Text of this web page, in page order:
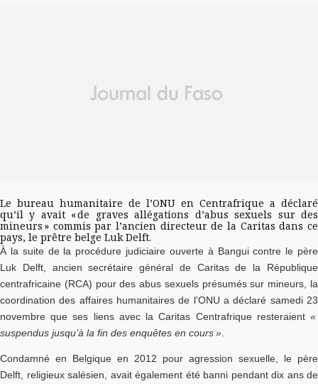
Le bureau humanitaire de l’ONU en Centrafrique a déclaré
qu’il y avait « de graves allégations d’abus sexuels sur des
mineurs » commis par l’ancien directeur de la Caritas dans ce
pays, le prêtre belge Luk Delft.
À la suite de la procédure judiciaire ouverte à Bangui contre le père
Luk Delft, ancien secrétaire général de Caritas de la République
centrafricaine (RCA) pour des abus sexuels présumés sur mineurs, la
coordination des affaires humanitaires de l’ONU a déclaré samedi 23
novembre que ses liens avec la Caritas Centrafrique resteraient «
suspendus jusqu’à la fin des enquêtes en cours ».
Condamné en Belgique en 2012 pour agression sexuelle, le père
Delft, religieux salésien, avait également été banni pendant dix ans de